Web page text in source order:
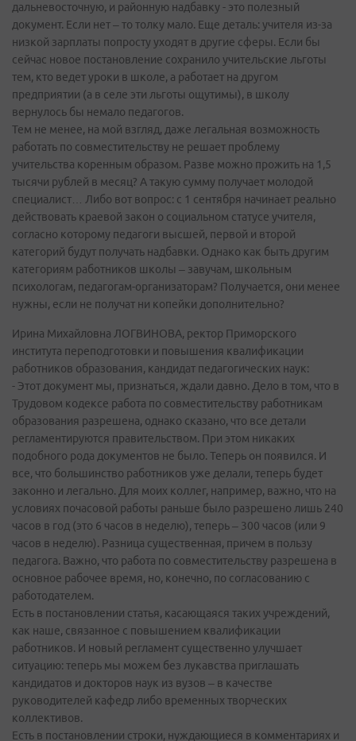
дальневосточную, и районную надбавку - это полезный
документ. Если нет – то толку мало. Еще деталь: учителя из-за
низкой зарплаты попросту уходят в другие сферы. Если бы
сейчас новое постановление сохранило учительские льготы
тем, кто ведет уроки в школе, а работает на другом
предприятии (а в селе эти льготы ощутимы), в школу
вернулось бы немало педагогов.
Тем не менее, на мой взгляд, даже легальная возможность
работать по совместительству не решает проблему
учительства коренным образом. Разве можно прожить на 1,5
тысячи рублей в месяц? А такую сумму получает молодой
специалист… Либо вот вопрос: с 1 сентября начинает реально
действовать краевой закон о социальном статусе учителя,
согласно которому педагоги высшей, первой и второй
категорий будут получать надбавки. Однако как быть другим
категориям работников школы – завучам, школьным
психологам, педагогам-организаторам? Получается, они менее
нужны, если не получат ни копейки дополнительно?
Ирина Михайловна ЛОГВИНОВА, ректор Приморского
института переподготовки и повышения квалификации
работников образования, кандидат педагогических наук:
- Этот документ мы, признаться, ждали давно. Дело в том, что в
Трудовом кодексе работа по совместительству работникам
образования разрешена, однако сказано, что все детали
регламентируются правительством. При этом никаких
подобного рода документов не было. Теперь он появился. И
все, что большинство работников уже делали, теперь будет
законно и легально. Для моих коллег, например, важно, что на
условиях почасовой работы раньше было разрешено лишь 240
часов в год (это 6 часов в неделю), теперь – 300 часов (или 9
часов в неделю). Разница существенная, причем в пользу
педагога. Важно, что работа по совместительству разрешена в
основное рабочее время, но, конечно, по согласованию с
работодателем.
Есть в постановлении статья, касающаяся таких учреждений,
как наше, связанное с повышением квалификации
работников. И новый регламент существенно улучшает
ситуацию: теперь мы можем без лукавства приглашать
кандидатов и докторов наук из вузов – в качестве
руководителей кафедр либо временных творческих
коллективов.
Есть в постановлении строки, нуждающиеся в комментариях и